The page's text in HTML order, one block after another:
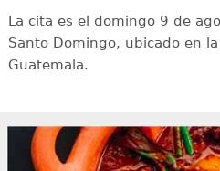
La cita es el domingo 9 de
Santo Domingo, ubicado en
Guatemala.